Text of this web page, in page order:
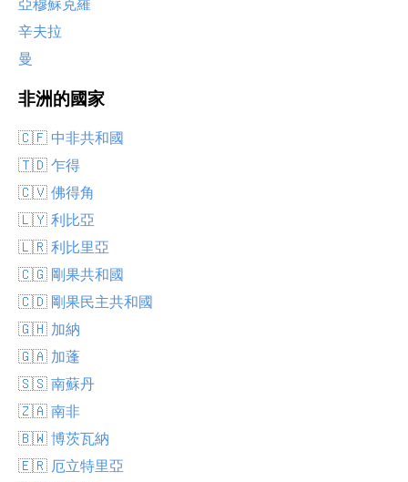
亞穆蘇克羅
辛夫拉
曼
非洲的國家
🇨🇫 中非共和國
🇹🇩 乍得
🇨🇻 佛得角
🇱🇾 利比亞
🇱🇷 利比里亞
🇨🇬 剛果共和國
🇨🇩 剛果民主共和國
🇬🇭 加納
🇬🇦 加蓬
🇸🇸 南蘇丹
🇿🇦 南非
🇧🇼 博茨瓦納
🇪🇷 厄立特里亞